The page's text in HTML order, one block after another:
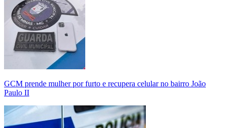
GCM prende mulher por furto e recupera celular no bairro João
Paulo II